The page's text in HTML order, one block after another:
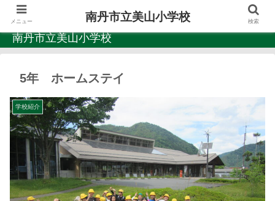
南丹市立美山小学校
5年 ホームステイ
学校紹介
メニュー 南丹市立美山小学校 検索